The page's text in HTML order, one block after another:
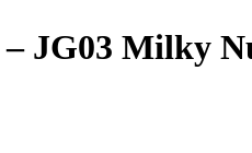
JG03 Milky